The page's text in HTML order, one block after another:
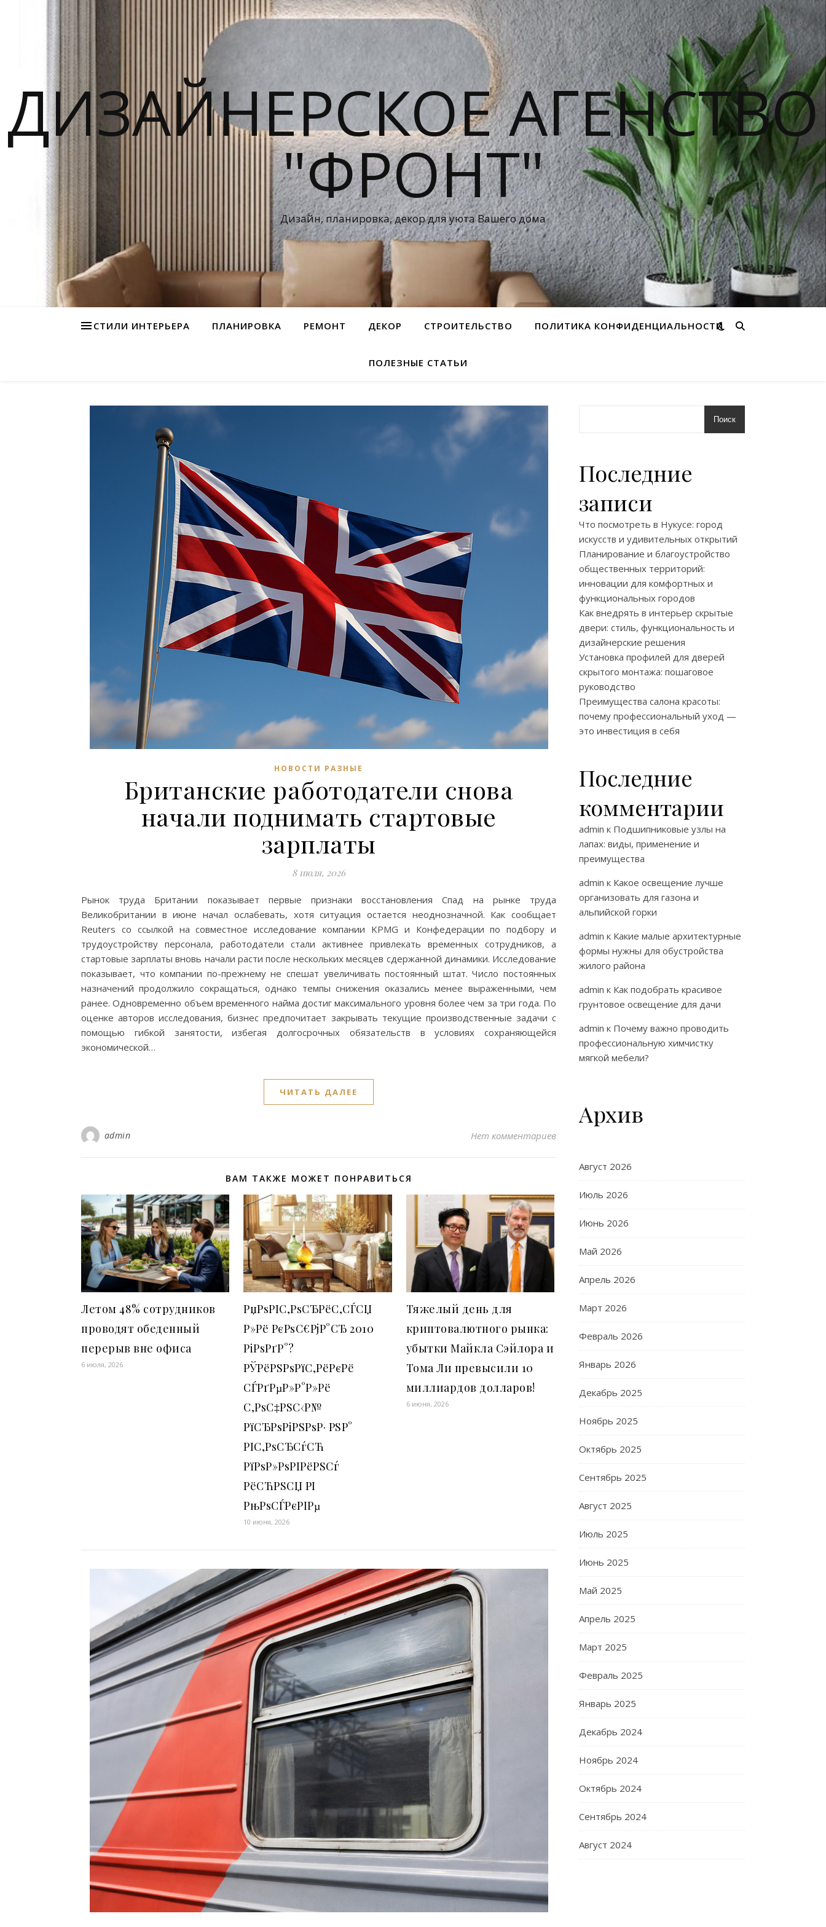
ДИЗАЙНЕРСКОЕ АГЕНСТВО
"ФРОНТ"
Дизайн, планировка, декор для уюта Вашего дома
СТИЛИ ИНТЕРЬЕРА ПЛАНИРОВКА РЕМОНТ ДЕКОР СТРОИТЕЛЬСТВО ПОЛИТИКА КОНФИДЕНЦИАЛЬНОСТИ
ПОЛЕЗНЫЕ СТАТЬИ
НОВОСТИ РАЗНЫЕ
Британские работодатели снова
начали поднимать стартовые
зарплаты
8 июля, 2026
Рынок труда Британии показывает первые признаки восстановления Спад на рынке труда
Великобритании в июне начал ослабевать, хотя ситуация остается неоднозначной. Как сообщает
Reuters со ссылкой на совместное исследование компании KPMG и Конфедерации по подбору и
трудоустройству персонала, работодатели стали активнее привлекать временных сотрудников, а
стартовые зарплаты вновь начали расти после нескольких месяцев сдержанной динамики. Исследование
показывает, что компании по-прежнему не спешат увеличивать постоянный штат. Число постоянных
назначений продолжило сокращаться, однако темпы снижения оказались менее выраженными, чем
ранее. Одновременно объем временного найма достиг максимального уровня более чем за три года. По
оценке авторов исследования, бизнес предпочитает закрывать текущие производственные задачи с
помощью гибкой занятости, избегая долгосрочных обязательств в условиях сохраняющейся
экономической…
ЧИТАТЬ ДАЛЕЕ
admin Нет комментариев
ВАМ ТАКЖЕ МОЖЕТ ПОНРАВИТЬСЯ
Летом 48% сотрудников
проводят обеденный
перерыв вне офиса
6 июля, 2026
РџРѕРІС‚РѕСЂРёС‚СЃСЏ
Р»Рё РєРѕС€РјР°СЂ 2010
РіРѕРґР°?
РЎРёРЅРѕРїС‚РёРєРё
СЃРґРµР»Р°Р»Рё
С‚РѕС‡РЅС‹Р№
РїСЂРѕРіРЅРѕР· РЅР°
РІС‚РѕСЂСѓСЋ
РїРѕР»РѕРІРёРЅСѓ
РёСЋРЅСЏ РІ
РњРѕСЃРєРІРµ
10 июня, 2026
Тяжелый день для
криптовалютного рынка:
убытки Майкла Сэйлора и
Тома Ли превысили 10
миллиардов долларов!
6 июня, 2026
Поиск
Последние
записи
Что посмотреть в Нукусе: город
искусств и удивительных открытий
Планирование и благоустройство
общественных территорий:
инновации для комфортных и
функциональных городов
Как внедрять в интерьер скрытые
двери: стиль, функциональность и
дизайнерские решения
Установка профилей для дверей
скрытого монтажа: пошаговое
руководство
Преимущества салона красоты:
почему профессиональный уход —
это инвестиция в себя
Последние
комментарии
admin к Подшипниковые узлы на
лапах: виды, применение и
преимущества
admin к Какое освещение лучше
организовать для газона и
альпийской горки
admin к Какие малые архитектурные
формы нужны для обустройства
жилого района
admin к Как подобрать красивое
грунтовое освещение для дачи
admin к Почему важно проводить
профессиональную химчистку
мягкой мебели?
Архив
Август 2026
Июль 2026
Июнь 2026
Май 2026
Апрель 2026
Март 2026
Февраль 2026
Январь 2026
Декабрь 2025
Ноябрь 2025
Октябрь 2025
Сентябрь 2025
Август 2025
Июль 2025
Июнь 2025
Май 2025
Апрель 2025
Март 2025
Февраль 2025
Январь 2025
Декабрь 2024
Ноябрь 2024
Октябрь 2024
Сентябрь 2024
Август 2024